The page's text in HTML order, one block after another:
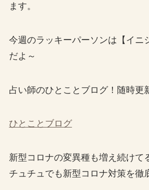
ます。
今週のラッキーパーソンは【イニ
だよ～
占い師のひとことブログ！随時更
ひとことブログ
新型コロナの変異種も増え続けて
チュチュでも新型コロナ対策を徹